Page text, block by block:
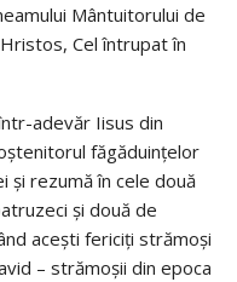
Mântuitorului de
Cel întrupat în
adevăr Iisus din
făgăduinţelor
şi rezumă în cele două
şi două de
aceşti fericiţi strămoşi
– strămoşii din epoca